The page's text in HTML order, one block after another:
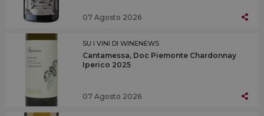
07 Agosto 2026
SU I VINI DI WINENEWS
Cantamessa, Doc Piemonte Chardonnay
Iperico 2025
07 Agosto 2026